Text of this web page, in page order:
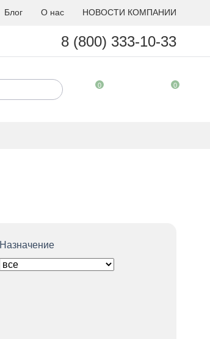
Блог О нас НОВОСТИ КОМПАНИИ
8 (800) 333-10-33
0 0
Назначение